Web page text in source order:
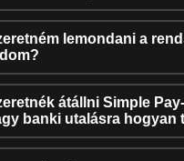
lemondani a
átállni Simple
banki utalásra hogyan